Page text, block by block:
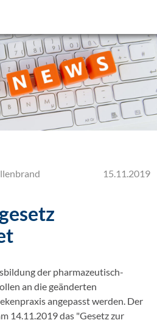
15.11.2019
der pharmazeutisch-
an die geänderten
angepasst werden. Der
14.11.2019 das "Gesetz zur